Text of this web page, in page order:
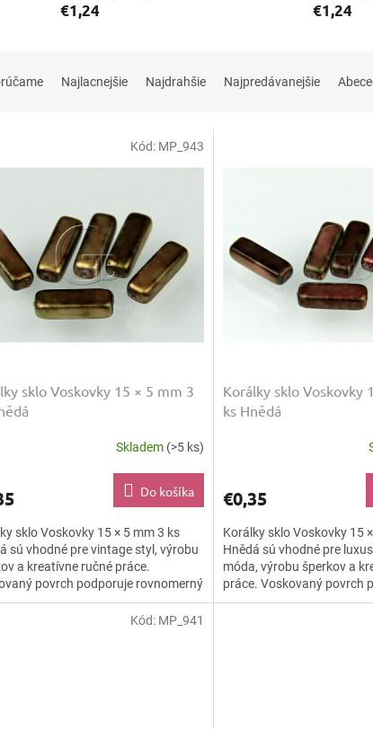
€1,24 €1,24
Najlacnejšie Najdrahšie Najpredávanejšie
sklo Voskovky 15 × 5 mm 3
Skladem (>5 ks)
Do košíka
sklo Voskovky 15 × 5 mm 3 ks
sú vhodné pre vintage styl, výrobu
a kreatívne ručné práce.
povrch podporuje rovnomerný
efekt a dodáva...
Kód: MP_943
Korálky sklo Voskovky
ks Hnědá
€0,35
Korálky sklo Voskovky 15
Hnědá sú vhodné pre
móda, výrobu šperkov a
práce. Voskovaný povrch
rovnomerný farebný efekt
Kód: MP_941